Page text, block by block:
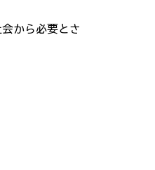
から必要とさ